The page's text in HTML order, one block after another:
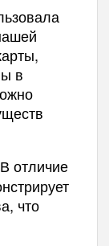
в
В отличие
что